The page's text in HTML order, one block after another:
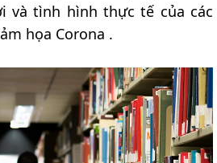
và tình hình thực tế của các
họa Corona .